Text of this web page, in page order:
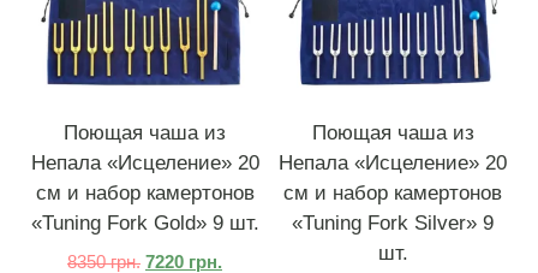
Поющая чаша из
Непала «Исцеление» 20
см и набор камертонов
«Tuning Fork Gold» 9 шт.
8350грн. 7220 грн.
Поющая чаша из
Непала «Исцеление» 20
см и набор камертонов
«Tuning Fork Silver» 9
шт.